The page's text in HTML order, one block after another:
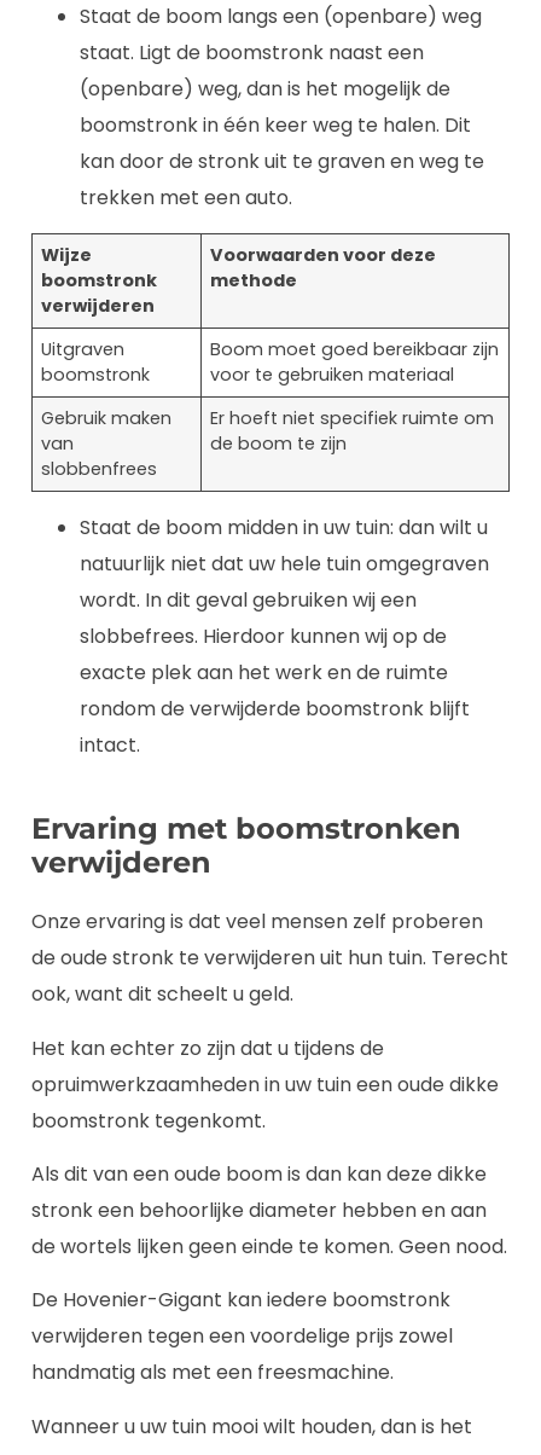
Staat de boom langs een (openbare) weg
staat. Ligt de boomstronk naast een
(openbare) weg, dan is het mogelijk de
boomstronk in één keer weg te halen. Dit
kan door de stronk uit te graven en weg te
trekken met een auto.
Wijze
boomstronk
verwijderen
Voorwaarden voor deze
methode
Uitgraven
boomstronk
Boom moet goed bereikbaar zijn
voor te gebruiken materiaal
Gebruik maken
van
slobbenfrees
Er hoeft niet specifiek ruimte om
de boom te zijn
Staat de boom midden in uw tuin: dan wilt u
natuurlijk niet dat uw hele tuin omgegraven
wordt. In dit geval gebruiken wij een
slobbefrees. Hierdoor kunnen wij op de
exacte plek aan het werk en de ruimte
rondom de verwijderde boomstronk blijft
intact.
Ervaring met boomstronken
verwijderen
Onze ervaring is dat veel mensen zelf proberen
de oude stronk te verwijderen uit hun tuin. Terecht
ook, want dit scheelt u geld.
Het kan echter zo zijn dat u tijdens de
opruimwerkzaamheden in uw tuin een oude dikke
boomstronk tegenkomt.
Als dit van een oude boom is dan kan deze dikke
stronk een behoorlijke diameter hebben en aan
de wortels lijken geen einde te komen. Geen nood.
De Hovenier-Gigant kan iedere boomstronk
verwijderen tegen een voordelige prijs zowel
handmatig als met een freesmachine.
Wanneer u uw tuin mooi wilt houden, dan is het